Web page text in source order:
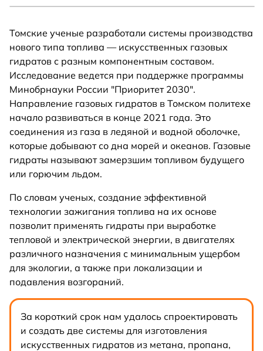
Томские ученые разработали системы производства
нового типа топлива — искусственных газовых
гидратов с разным компонентным составом.
Исследование ведется при поддержке программы
Минобрнауки России "Приоритет 2030".
Направление газовых гидратов в Томском политехе
начало развиваться в конце 2021 года. Это
соединения из газа в ледяной и водной оболочке,
которые добывают со дна морей и океанов. Газовые
гидраты называют замерзшим топливом будущего
или горючим льдом.
По словам ученых, создание эффективной
технологии зажигания топлива на их основе
позволит применять гидраты при выработке
тепловой и электрической энергии, в двигателях
различного назначения с минимальным ущербом
для экологии, а также при локализации и
подавления возгораний.
За короткий срок нам удалось спроектировать
и создать две системы для изготовления
искусственных гидратов из метана, пропана,